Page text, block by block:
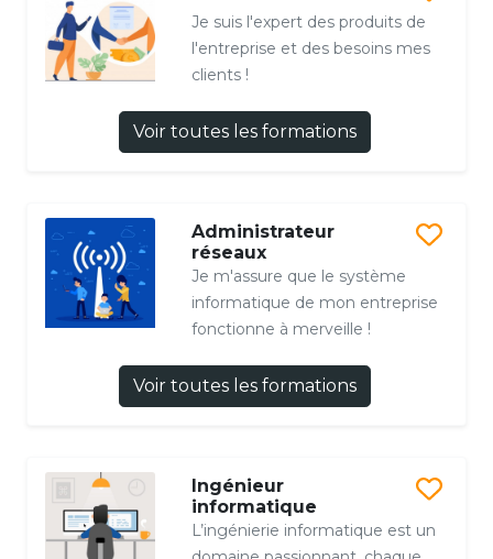
Je suis l'expert des produits de
l'entreprise et des besoins mes
clients !
Voir toutes les formations
Administrateur
réseaux
Je m'assure que le système
informatique de mon entreprise
fonctionne à merveille !
Voir toutes les formations
Ingénieur
informatique
L’ingénierie informatique est un